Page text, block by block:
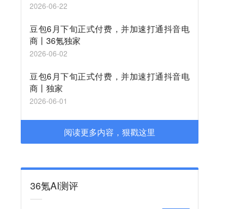
2026-06-22
豆包6月下旬正式付费，并加速打通抖音电
商丨36氪独家
2026-06-02
豆包6月下旬正式付费，并加速打通抖音电
商丨独家
2026-06-01
阅读更多内容，狠戳这里
36氪AI测评